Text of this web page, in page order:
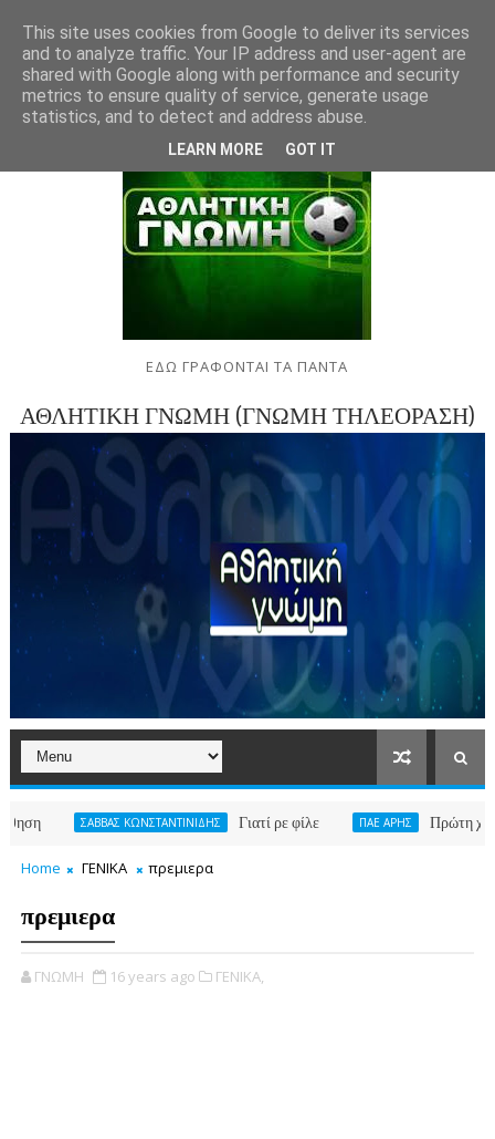
ΕΔΩ ΓΡΑΦΟΝΤΑΙ ΤΑ ΠΑΝΤΑ
ΑΘΛΗΤΙΚΗ ΓΝΩΜΗ (ΓΝΩΜΗ ΤΗΛΕΟΡΑΣΗ)
ΣΑΒΒΑΣ ΚΩΝΣΤΑΝΤΙΝΙΔΗΣ Γιατί ρε φίλε ΠΑΕ ΑΡΗΣ Πρώτη χειμερινή
Home ΓΕΝΙΚΑ πρεμιερα
πρεμιερα
ΓΝΩΜΗ 16 years ago ΓΕΝΙΚΑ,
This site uses cookies from Google to deliver its services
and to analyze traffic. Your IP address and user-agent are
shared with Google along with performance and security
metrics to ensure quality of service, generate usage
statistics, and to detect and address abuse.
LEARN MORE GOT IT